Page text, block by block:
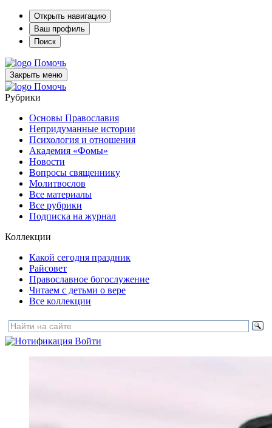
Открыть навигацию
Ваш профиль
Поиск
Помочь
Закрыть меню
Помочь
Рубрики
Основы Православия
Непридуманные истории
Психология и отношения
Академия «Фомы»
Новости
Вопросы священнику
Молитвослов
Все материалы
Все рубрики
Подписка на журнал
Коллекции
Какой сегодня праздник
Райсовет
Православное богослужение
Читаем с детьми о вере
Все коллекции
Войти